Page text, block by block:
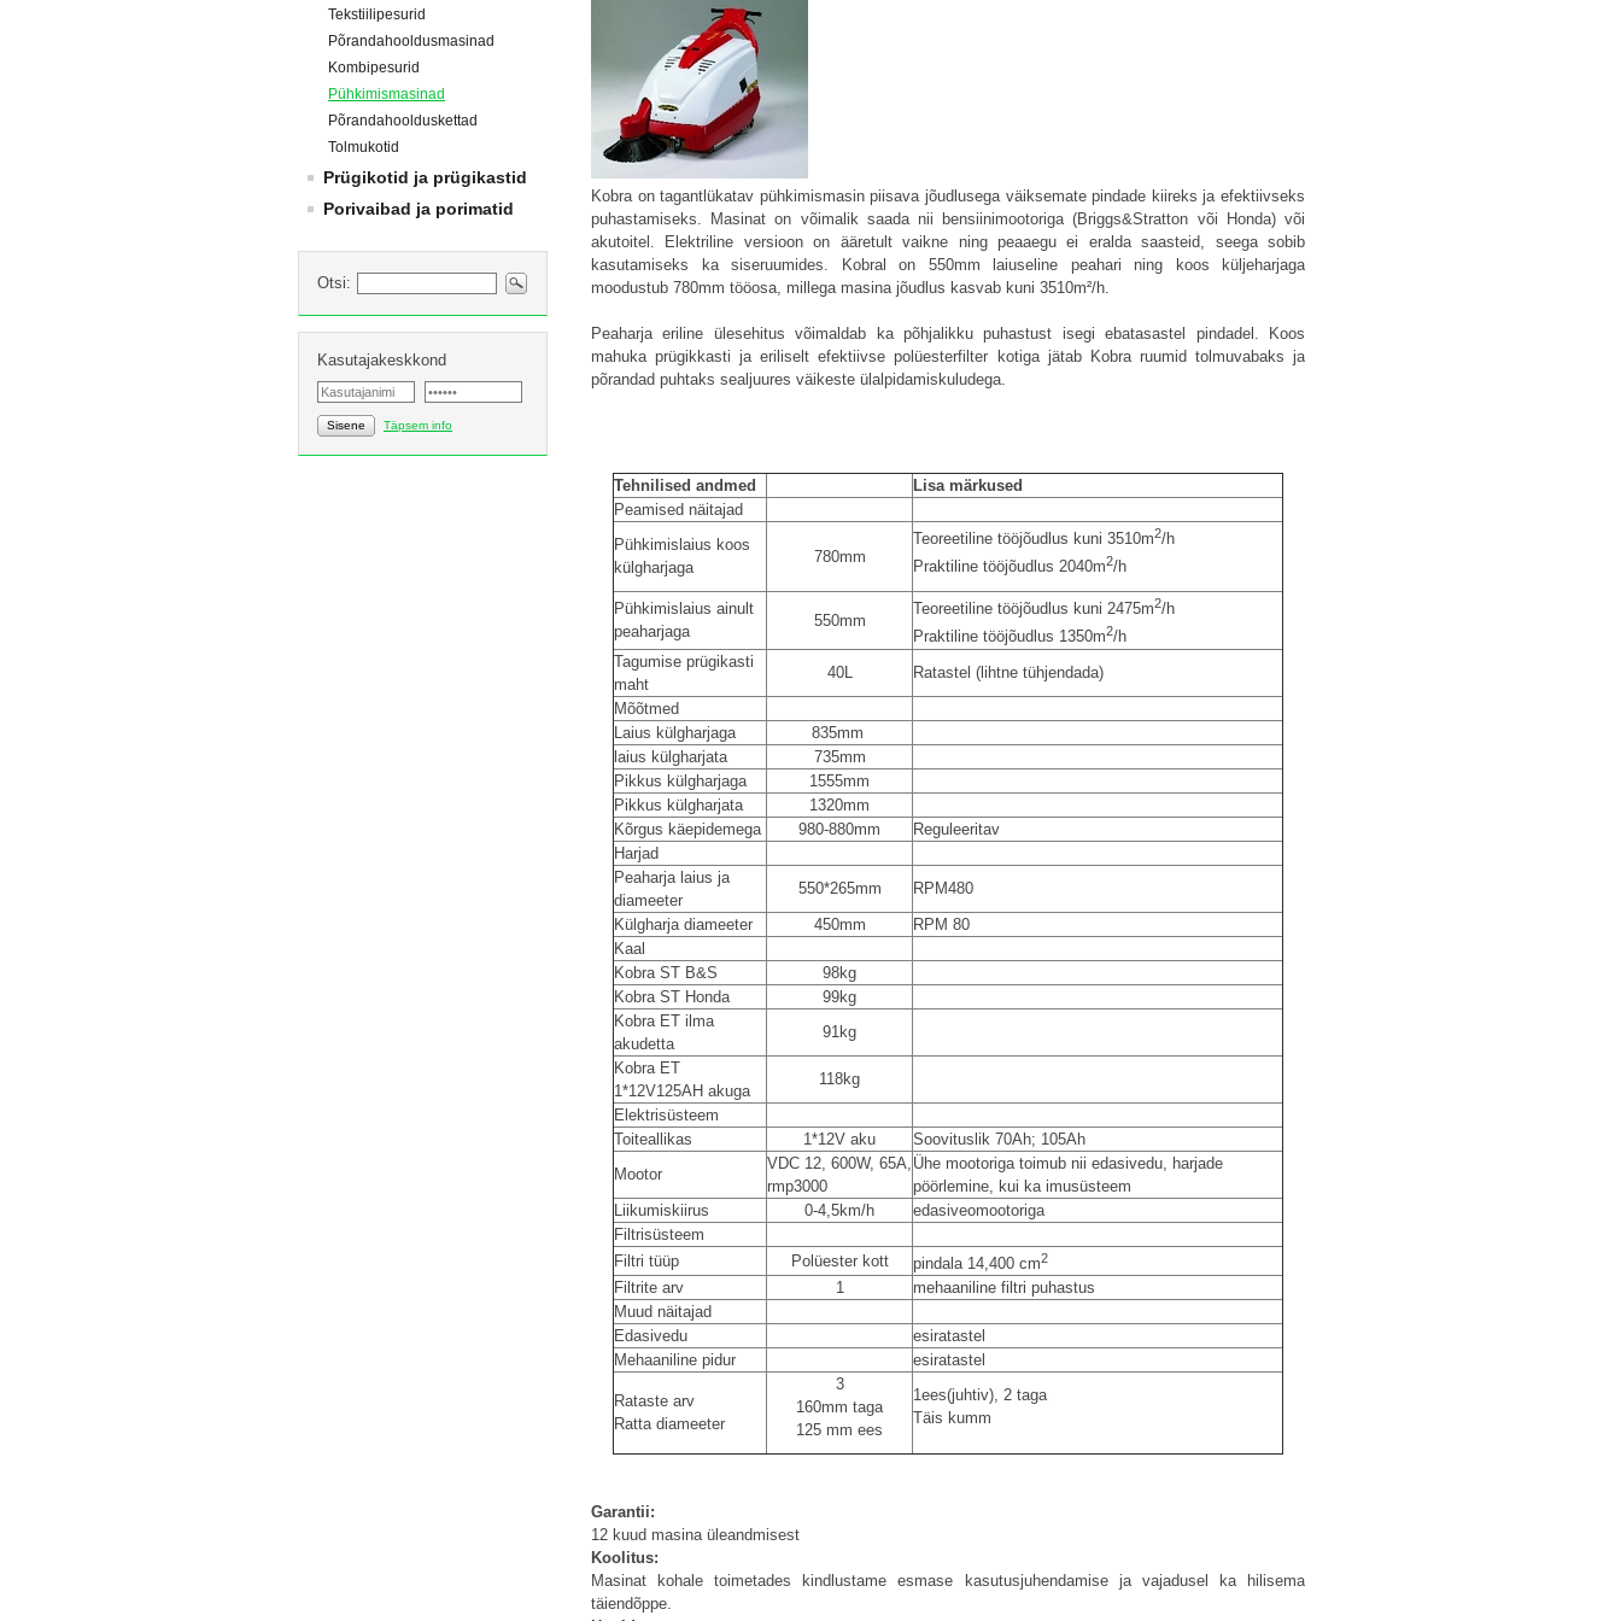
Tekstiilipesurid
Põrandahooldusmasinad
Kombipesurid
Pühkimismasinad
Põrandahoolduskettad
Tolmukotid
Prügikotid ja prügikastid
Porivaibad ja porimatid
Otsi:
Kasutajakeskkond
Sisene Täpsem info
Kobra on tagantlükatav pühkimismasin piisava jõudlusega väiksemate pindade kiireks ja efektiivseks
puhastamiseks. Masinat on võimalik saada nii bensiinimootoriga (Briggs&Stratton või Honda) või
akutoitel. Elektriline versioon on ääretult vaikne ning peaaegu ei eralda saasteid, seega sobib
kasutamiseks ka siseruumides. Kobral on 550mm laiuseline peahari ning koos küljeharjaga
moodustub 780mm tööosa, millega masina jõudlus kasvab kuni 3510m²/h.
Peaharja eriline ülesehitus võimaldab ka põhjalikku puhastust isegi ebatasastel pindadel. Koos
mahuka prügikkasti ja eriliselt efektiivse polüesterfilter kotiga jätab Kobra ruumid tolmuvabaks ja
põrandad puhtaks sealjuures väikeste ülalpidamiskuludega.
Tehnilised andmed
Lisa märkused
Peamised näitajad
Pühkimislaius koos
külgharjaga
780mm
Teoreetiline tööjõudlus kuni 3510m2/h
Praktiline tööjõudlus 2040m2/h
Pühkimislaius ainult
peaharjaga
550mm
Teoreetiline tööjõudlus kuni 2475m2/h
Praktiline tööjõudlus 1350m2/h
Tagumise prügikasti
maht
40L
Ratastel (lihtne tühjendada)
Mõõtmed
Laius külgharjaga
835mm
laius külgharjata
735mm
Pikkus külgharjaga
1555mm
Pikkus külgharjata
1320mm
Kõrgus käepidemega
980-880mm
Reguleeritav
Harjad
Peaharja laius ja
diameeter
550*265mm
RPM480
Külgharja diameeter
450mm
RPM 80
Kaal
Kobra ST B&S
98kg
Kobra ST Honda
99kg
Kobra ET ilma
akudetta
91kg
Kobra ET
1*12V125AH akuga
118kg
Elektrisüsteem
Toiteallikas
1*12V aku
Soovituslik 70Ah; 105Ah
Mootor
VDC 12, 600W, 65A,
rmp3000
Ühe mootoriga toimub nii edasivedu, harjade
pöörlemine, kui ka imusüsteem
Liikumiskiirus
0-4,5km/h
edasiveomootoriga
Filtrisüsteem
Filtri tüüp
Polüester kott pindala 14,400 cm2
Filtrite arv 1
mehaaniline filtri puhastus
Muud näitajad
Edasivedu
esiratastel
Mehaaniline pidur
esiratastel
Rataste arv
Ratta diameeter
3
160mm taga
125 mm ees
1ees(juhtiv), 2 taga
Täis kumm
Garantii:
12 kuud masina üleandmisest
Koolitus:
Masinat kohale toimetades kindlustame esmase kasutusjuhendamise ja vajadusel ka hilisema
täiendõppe.